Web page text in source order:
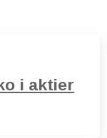
i aktier